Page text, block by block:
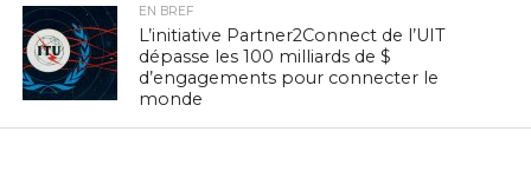
EN BREF
L’initiative Partner2Connect de l’UIT
dépasse les 100 milliards de $
d’engagements pour connecter le
monde